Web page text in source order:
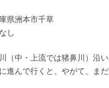
県洲本市千草
し
（中・上流では猪鼻川）沿
進んで行くと、やがて、ま